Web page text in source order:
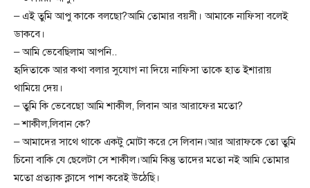
– এই তুমি আপু কাকে বলছো?আমি তোমার বয়সী। আমাকে নাফিসা বলেই
ডাকবে।
– আমি ভেবেছিলাম আপনি..
হৃদিতাকে আর কথা বলার সুযোগ না দিয়ে নাফিসা তাকে হাত ইশারায়
থামিয়ে দেয়।
– তুমি কি ভেবেছো আমি শাকীল, লিবান আর আরাফের মতো?
– শাকীল,লিবান কে?
– আমাদের সাথে থাকে একটু মোটা করে সে লিবান।আর আরাফকে তো তুমি
চিনো বাকি যে ছেলেটা সে শাকীল।আমি কিন্তু তাদের মতো নই আমি তোমার
মতো প্রত্যাক ক্লাসে পাশ করেই উঠেছি।